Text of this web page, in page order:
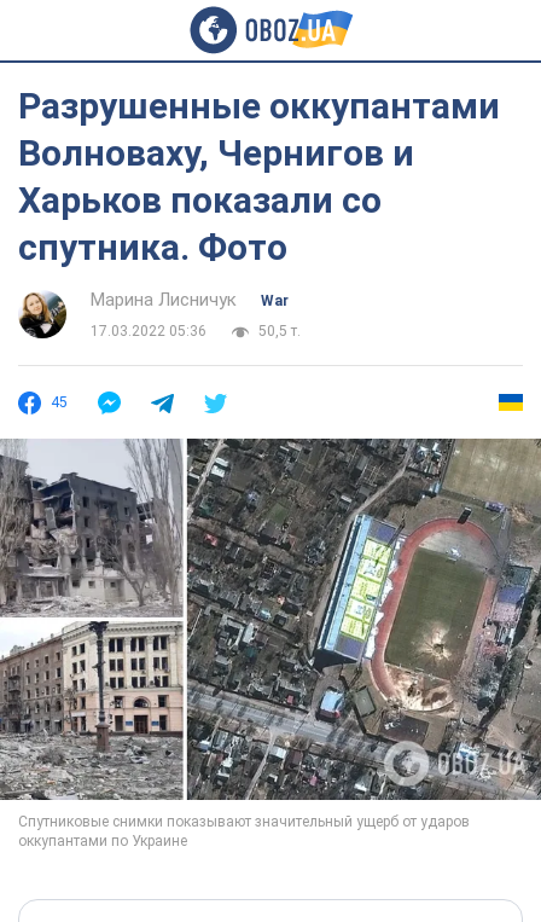
Разрушенные оккупантами
Волноваху, Чернигов и
Харьков показали со
спутника. Фото
Марина Лисничук
War
17.03.2022 05:36
50,5 т.
45